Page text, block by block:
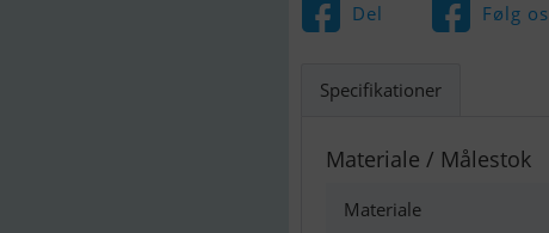
Del Følg os
Specifikationer
Materiale / Målestok
Materiale